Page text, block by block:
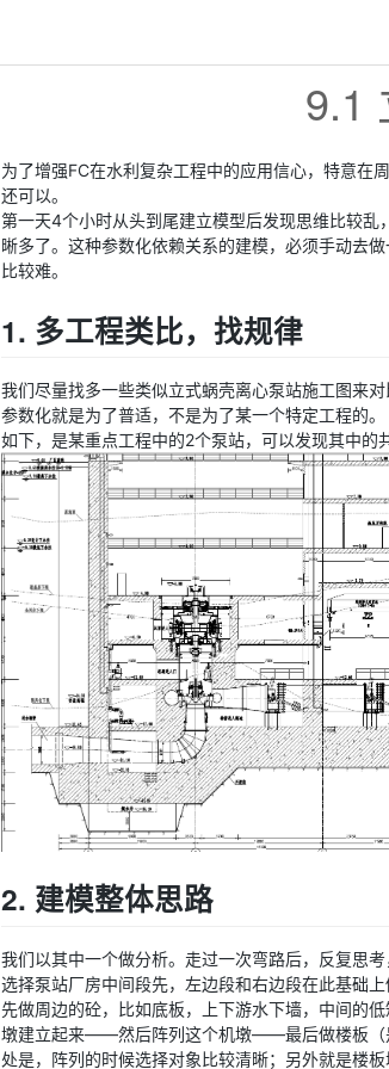
9.1
为了增强FC在水利复杂工程中的应用信心，特意在
还可以。
第一天4个小时从头到尾建立模型后发现思维比较
晰多了。这种参数化依赖关系的建模，必须手动去
比较难。
1. 多工程类比，找规律
我们尽量找多一些类似立式蜗壳离心泵站施工图来
参数化就是为了普适，不是为了某一个特定工程的。
如下，是某重点工程中的2个泵站，可以发现其中的
2. 建模整体思路
我们以其中一个做分析。走过一次弯路后，反复思考
选择泵站厂房中间段先，左边段和右边段在此基础上
先做周边的砼，比如底板，上下游水下墙，中间
墩建立起来——然后阵列这个机墩——最后做楼板（
处是，阵列的时候选择对象比较清晰；另外就是楼